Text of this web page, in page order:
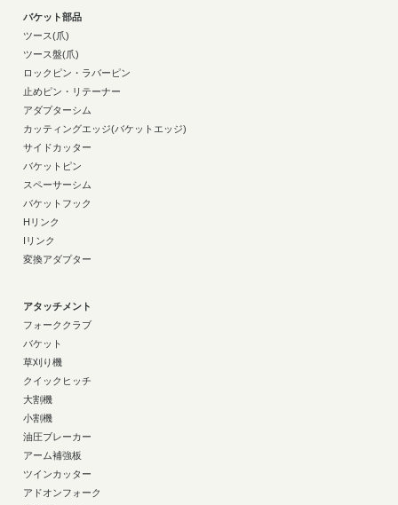
バケット部品
ツース(爪)
ツース盤(爪)
ロックピン・ラバーピン
止めピン・リテーナー
アダプターシム
カッティングエッジ(バケットエッジ)
サイドカッター
バケットピン
スペーサーシム
バケットフック
Hリンク
Iリンク
変換アダプター
アタッチメント
フォーククラブ
バケット
草刈り機
クイックヒッチ
大割機
小割機
油圧ブレーカー
アーム補強板
ツインカッター
アドオンフォーク